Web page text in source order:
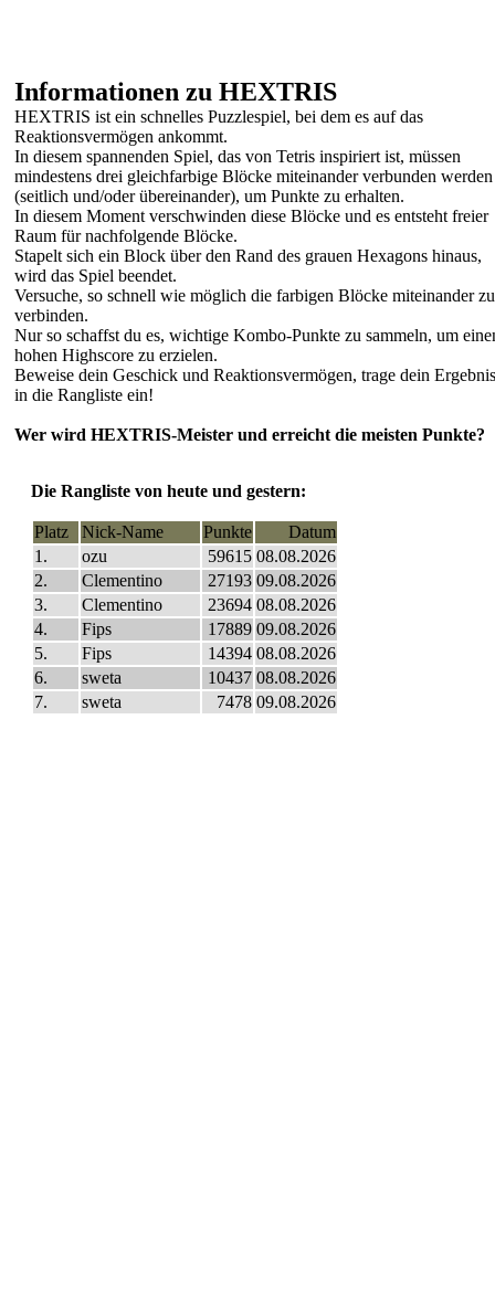
Informationen zu HEXTRIS
HEXTRIS ist ein schnelles Puzzlespiel, bei dem es auf das
Reaktionsvermögen ankommt.
In diesem spannenden Spiel, das von Tetris inspiriert ist, müssen
mindestens drei gleichfarbige Blöcke miteinander verbunden werden
(seitlich und/oder übereinander), um Punkte zu erhalten.
In diesem Moment verschwinden diese Blöcke und es entsteht freier
Raum für nachfolgende Blöcke.
Stapelt sich ein Block über den Rand des grauen Hexagons hinaus,
wird das Spiel beendet.
Versuche, so schnell wie möglich die farbigen Blöcke miteinander zu
verbinden.
Nur so schaffst du es, wichtige Kombo-Punkte zu sammeln, um
hohen Highscore zu erzielen.
Beweise dein Geschick und Reaktionsvermögen, trage dein Ergebnis
in die Rangliste ein!
Wer wird HEXTRIS-Meister und erreicht die meisten Punkte?
Die Rangliste von heute und gestern:
Platz Nick-Name Punkte
Datum
1.
ozu 59615 08.08.2026
2.
Clementino 27193 09.08.2026
3.
Clementino 23694 08.08.2026
4.
Fips 17889 09.08.2026
5.
Fips 14394 08.08.2026
6.
sweta 10437 08.08.2026
7.
sweta 7478 09.08.2026